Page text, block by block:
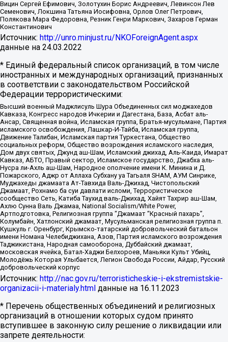
Вицин Сергей Ефимович, Золотухин Борис Андреевич, Левинсон Лев
Семенович, Локшина Татьяна Иосифовна, Орлов Олег Петрович,
Полякова Мара Федоровна, Резник Генри Маркович, Захаров Герман
Константинович
Источник: http://unro.minjust.ru/NKOForeignAgent.aspx
данные на 24.03.2022
* Единый федеральный список организаций, в том числе
иностранных и международных организаций, признанных
в соответствии с законодательством Российской
Федерации террористическими:
Высший военный Маджлисуль Шура Объединенных сил моджахедов
Кавказа, Конгресс народов Ичкерии и Дагестана, База, Асбат аль-
Ансар, Священная война, Исламская группа, Братья-мусульмане, Партия
исламского освобождения, Лашкар-И-Тайба, Исламская группа,
Движение Талибан, Исламская партия Туркестана, Общество
социальных реформ, Общество возрождения исламского наследия,
Дом двух святых, Джунд аш-Шам, Исламский джихад, Аль-Каида, Имарат
Кавказ, АБТО, Правый сектор, Исламское государство, Джабха аль-
Нусра ли-Ахль аш-Шам, Народное ополчение имени К. Минина и Д.
Пожарского, Аджр от Аллаха Субхану уа Тагьаля SHAM, АУМ Синрике,
Муджахеды джамаата Ат-Тавхида Валь-Джихад, Чистопольский
Джамаат, Рохнамо ба суи давлати исломи, Террористическое
сообщество Сеть, Катиба Таухид валь-Джихад, Хайят Тахрир аш-Шам,
Ахлю Сунна Валь Джамаа, National Socialism/White Power,
Артподготовка, Религиозная группа “Джамаат “Красный пахарь”,
Колумбайн, Хатлонский джамаат, Мусульманская религиозная группа п.
Кушкуль г. Оренбург, Крымско-татарский добровольческий батальон
имени Номана Челебиджихана, Азов, Партия исламского возрождения
Таджикистана, Народная самооборона, Дуббайский джамаат,
московская ячейка, Батал-Хаджи Белхороев, Маньяки Культ Убийц,
Молодёжь Которая Улыбается, Легион Свобода России, Айдар, Русский
добровольческий корпус
Источник: http://nac.gov.ru/terroristicheskie-i-ekstremistskie-
organizacii-i-materialy.html данные на 16.11.2023
* Перечень общественных объединений и религиозных
организаций в отношении которых судом принято
вступившее в законную силу решение о ликвидации или
запрете деятельности: